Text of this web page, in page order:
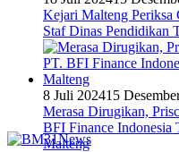
Kejari Malteng
Staf Dinas Pendidikan
8 Juli 202415
Merasa Dirugikan,
BFI Finance Indonesia
Malteng